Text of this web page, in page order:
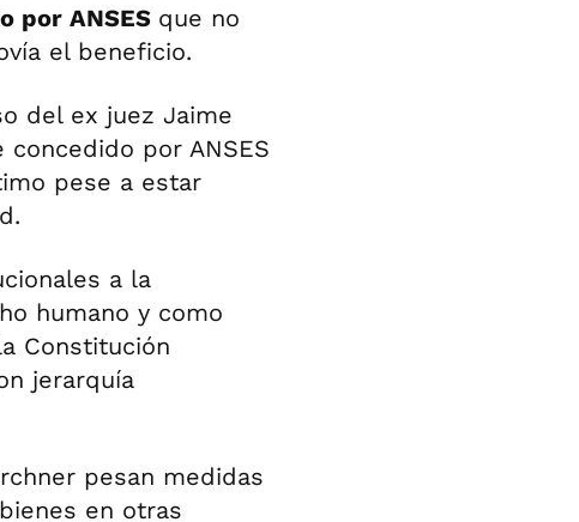
por ANSES que no
el beneficio.
del ex juez Jaime
por ANSES
pese a estar
a la
humano y como
Constitución
jerarquía
pesan medidas
en otras